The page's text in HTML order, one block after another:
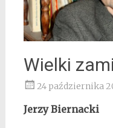
Wielki
24 października
Jerzy Biernacki